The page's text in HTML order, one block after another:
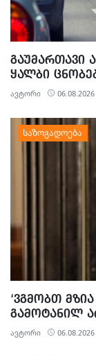
ᲒᲐᲣᲛᲐᲠᲗᲐᲕᲘ
ᲧᲐᲚᲑᲘ
ᲓᲐᲐᲙᲐᲕᲔᲡ
ავტორი
‘ᲕᲒᲛᲝᲑᲗ
ᲒᲐᲛᲝᲢᲐᲜᲘᲚ
ᲡᲐᲔᲚᲩᲝ
ავტორი